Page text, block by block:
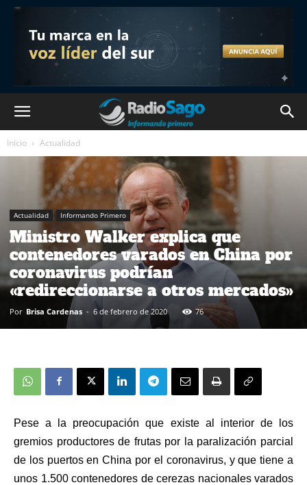
Inicio Actualidad
Actualidad Informando Primero
Ministro Walker explica que
contenedores varados en China por
coronavirus podrían
«redireccionarse a otros mercados»
Por Brisa Cardenas - 6 de febrero de 2020 76
Pese a la preocupación que existe al interior de los
gremios productores de frutas por la paralización parcial
de los puertos en China por el coronavirus, y que tiene a
unos 1.500 contenedores de cerezas nacionales varados